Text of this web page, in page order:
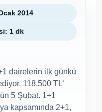
2014
1 dk
dairelerin ilk günkü
118.500 TL’
5 Şubat. 1+1
kapsamında 2+1,